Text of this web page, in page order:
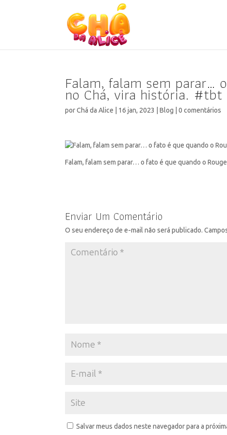
Falam, falam sem parar…
no Chá, vira história.
porChá da Alice 16 jan, 2023 |Blog |0 comentários
Falam, falam sem parar… o fato é que quando o
Enviar Um Comentário
O seu endereço de e-mail não será publicado.
Salvar meus dados neste navegador para a